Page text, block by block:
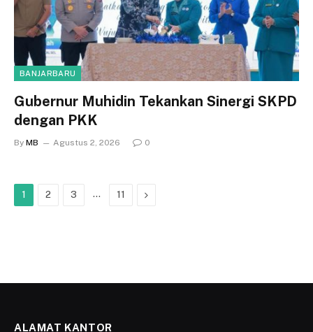
BANJARBARU
Gubernur Muhidin Tekankan Sinergi SKPD
dengan PKK
By MB Agustus 2, 2026 0
1 2 3 … 11 Next
ALAMAT KANTOR